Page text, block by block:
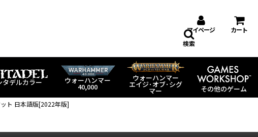
マイページ カート
タデルカラー ウォーハンマー
40,000
ウォーハンマー
エイジ･オブ･シグ
マー その他のゲーム
検索
ト 日本語版[2022年版]